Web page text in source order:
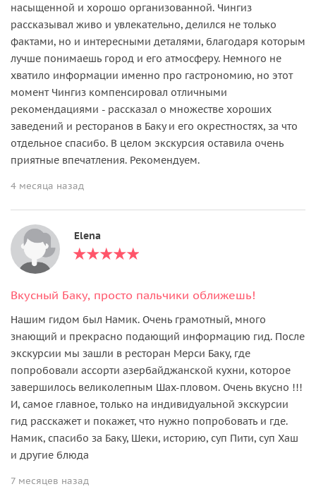
насыщенной и хорошо организованной. Чингиз
рассказывал живо и увлекательно, делился не только
фактами, но и интересными деталями, благодаря которым
лучше понимаешь город и его атмосферу. Немного не
хватило информации именно про гастрономию, но этот
момент Чингиз компенсировал отличными
рекомендациями - рассказал о множестве хороших
заведений и ресторанов в Баку и его окрестностях, за что
отдельное спасибо. В целом экскурсия оставила очень
приятные впечатления. Рекомендуем.
4 месяца назад
Elena
Вкусный Баку, просто пальчики оближешь!
Нашим гидом был Намик. Очень грамотный, много
знающий и прекрасно подающий информацию гид. После
экскурсии мы зашли в ресторан Мерси Баку, где
попробовали ассорти азербайджанской кухни, которое
завершилось великолепным Шах-пловом. Очень вкусно !!!
И, самое главное, только на индивидуальной экскурсии
гид расскажет и покажет, что нужно попробовать и где.
Намик, спасибо за Баку, Шеки, историю, суп Пити, суп Хаш
и другие блюда
7 месяцев назад